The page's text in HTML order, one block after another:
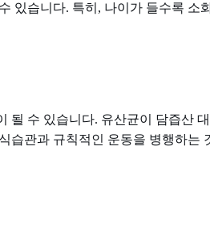
있습니다. 특히, 나이가 들수록
수 있습니다. 유산균이 담즙산
습관과 규칙적인 운동을 병행하는